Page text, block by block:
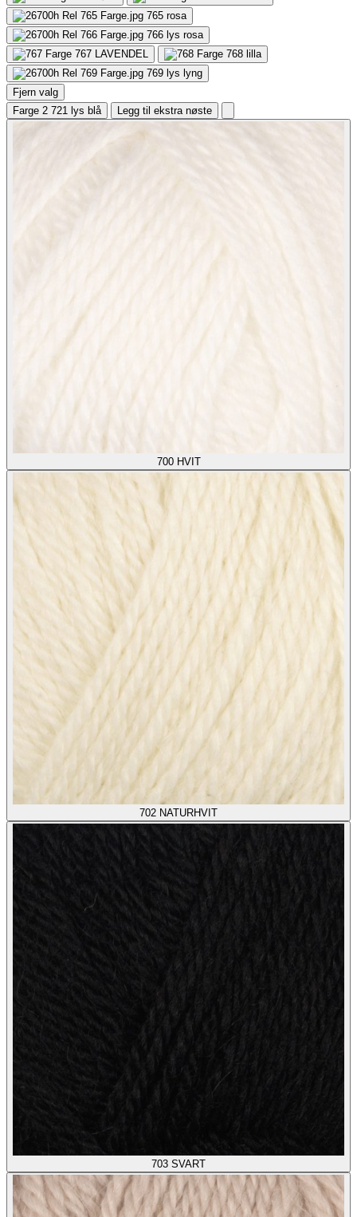
765 rosa
766 lys rosa
767 LAVENDEL 768 lilla
769 lys lyng
Fjern valg
Farge 2 721 lys blå Legg til ekstra nøste
700 HVIT
702 NATURHVIT
703 SVART